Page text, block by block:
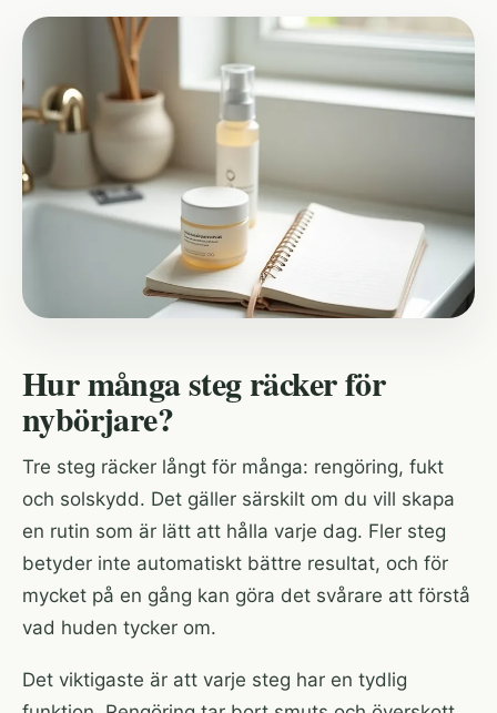
Hur många steg räcker för
nybörjare?
Tre steg räcker långt för många: rengöring, fukt
och solskydd. Det gäller särskilt om du vill skapa
en rutin som är lätt att hålla varje dag. Fler steg
betyder inte automatiskt bättre resultat, och för
mycket på en gång kan göra det svårare att förstå
vad huden tycker om.
Det viktigaste är att varje steg har en tydlig